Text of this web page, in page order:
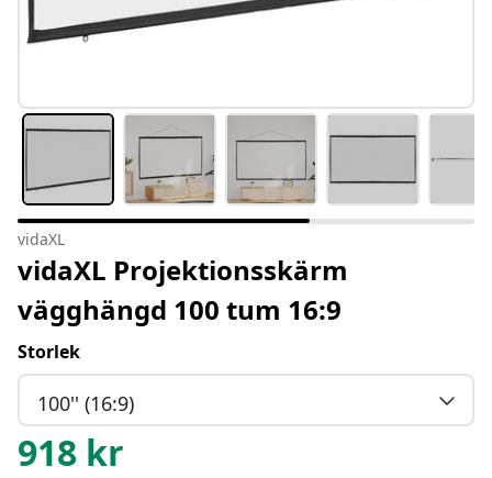
vidaXL
vidaXL Projektionsskärm
vägghängd 100 tum 16:9
Storlek
100'' (16:9)
918 kr